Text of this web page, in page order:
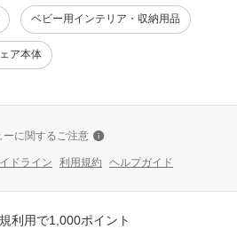
ベビー用インテリア・収納用品
ア本体
ーに関するご注意
ドライン 利用規約 ヘルプガイド
利用で1,000ポイント